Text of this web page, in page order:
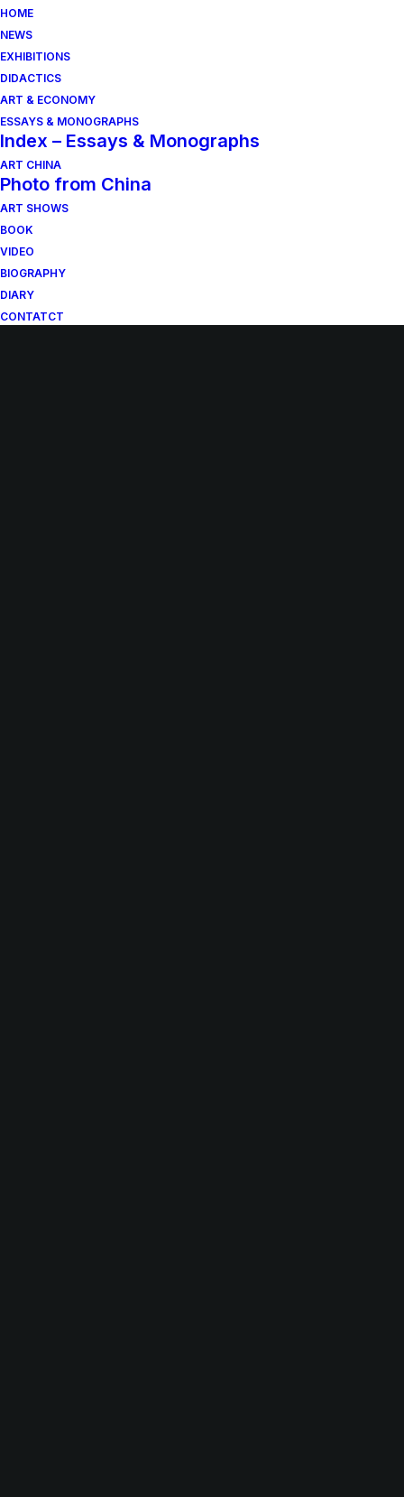
HOME
NEWS
EXHIBITIONS
DIDACTICS
ART & ECONOMY
ESSAYS & MONOGRAPHS
Index – Essays & Monographs
ART CHINA
Photo from China
ART SHOWS
BOOK
VIDEO
BIOGRAPHY
DIARY
CONTATCT